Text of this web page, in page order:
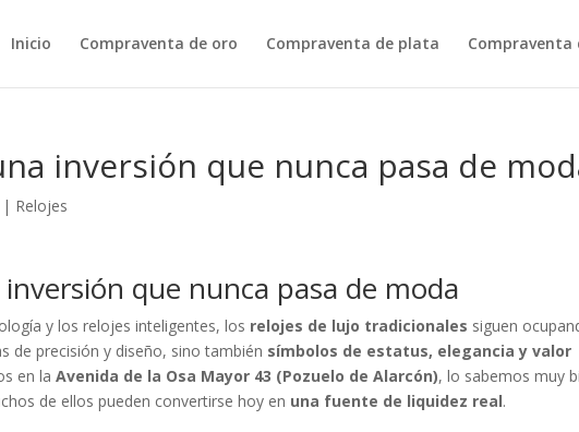
Inicio Compraventa de oro Compraventa de plata Compraventa
inversión que nunca pasa de
| Relojes
que nunca pasa de moda
y los relojes inteligentes, los relojes de lujo tradicionales siguen
de precisión y diseño, sino también símbolos de estatus, elegancia y valor
en laAvenida de la Osa Mayor 43 (Pozuelo de Alarcón), lo sabemos muy
de ellos pueden convertirse hoy en una fuente de liquidez real.